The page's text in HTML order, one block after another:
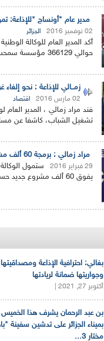
مدير عام "أونساج "للإذاعة: تمويل أكثر من 366 ألف
02 نوفمبر 2016 الجزائر
أكد المدير العام للوكالة
حوالي 366129 مؤسسة سمحت بتوفير حوالي مليون منصب شغل معتبرا...
زمــالي للإذاعة : نحو
02 مارس 2016 اقتصاد
فند مراد زمالي ، المدير
تشغيل الشباب، كاشفا عن
مراد زمالي : برمجة 60 ألف مشروع خلال 2016 في اطار الية "أنساج"
29 فبراير 2016
يفوق 60 ألف مشروع جديد حسب ما اكده اليوم المدير العام للوكالة مراد زمالي...
بغالي: احترافية الإذاعة ومصداقيتها
وجواريتها ضمانة لريادتها
أكتوبر 27, 2021 |
بن عبد الرحمان يشرف هذا الخميس
بميناء الجزائر على تدشين سفينة
مختار 3...